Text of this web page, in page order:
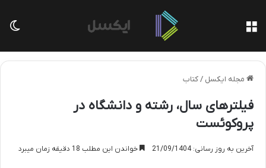
مجله ایکسل /کتاب
فیلترهای سال، رشته و دانشگاه در
پروکوئست
آخرین به روز رسانی: 21/09/1404 خواندن این مطلب 18 دقیقه زمان میبرد